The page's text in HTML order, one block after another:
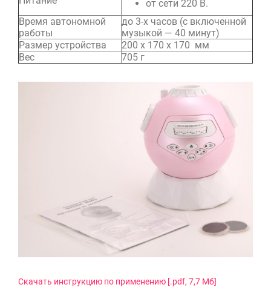
от сети 220 В.
Время автономной
работы
до 3-х часов (с включенной
музыкой — 40 минут)
Размер устройства
200 х 170 х 170 мм
Вес
705 г
Скачать инструкцию по применению [.pdf, 7,7 Мб]